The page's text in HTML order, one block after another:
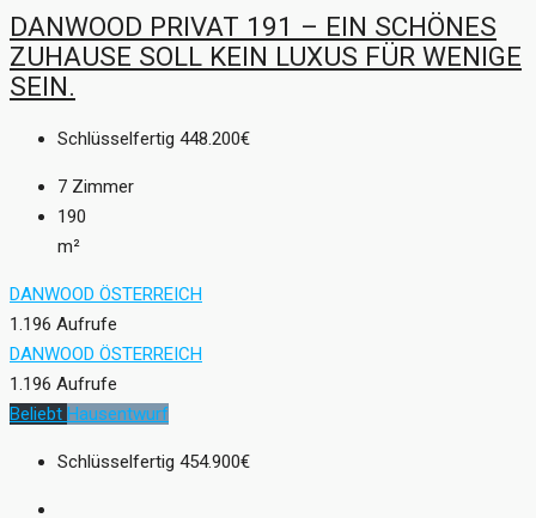
DANWOOD PRIVAT 191 – EIN SCHÖNES
ZUHAUSE SOLL KEIN LUXUS FÜR WENIGE
SEIN.
Schlüsselfertig 448.200€
7 Zimmer
190
m²
DANWOOD ÖSTERREICH
1.196 Aufrufe
DANWOOD ÖSTERREICH
1.196 Aufrufe
Beliebt Hausentwurf
Schlüsselfertig 454.900€